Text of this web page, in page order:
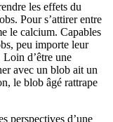
les effets du
Pour s’attirer entre
le calcium. Capables
peu importe leur
Loin d’être une
avec un blob ait un
le blob âgé rattrape
perspectives d’une